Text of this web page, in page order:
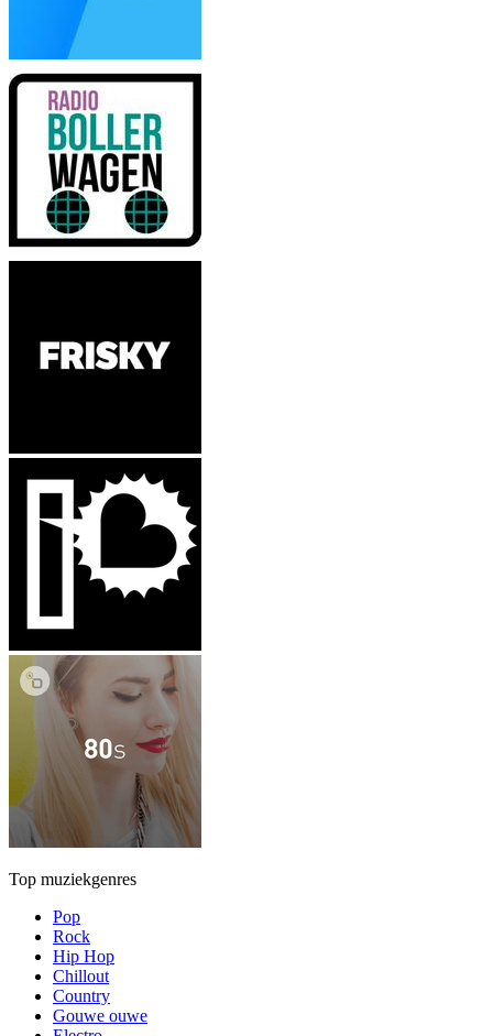
Top muziekgenres
Pop
Rock
Hip Hop
Chillout
Country
Gouwe ouwe